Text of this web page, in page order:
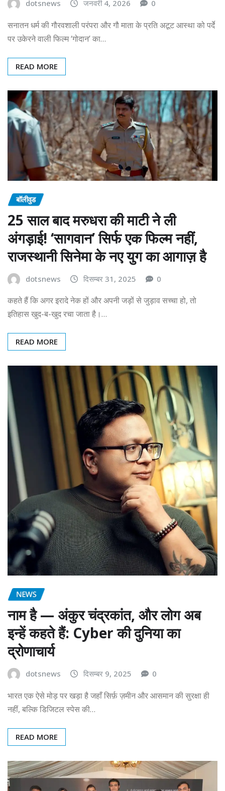
dotsnews जनवरी 4, 2026 0
सनातन धर्म की गौरवशाली परंपरा और गौ माता के प्रति अटूट आस्था को पर्दे
पर उकेरने वाली फिल्म ‘गोदान’ का…
READ MORE
बॉलीवुड
25 साल बाद मरुधरा की माटी ने ली
अंगड़ाई! ‘सागवान’ सिर्फ एक फिल्म नहीं,
राजस्थानी सिनेमा के नए युग का आगाज़ है
dotsnews दिसम्बर 31, 2025 0
कहते हैं कि अगर इरादे नेक हों और अपनी जड़ों से जुड़ाव सच्चा हो, तो
इतिहास खुद-ब-खुद रचा जाता है।…
READ MORE
NEWS
नाम है — अंकुर चंद्रकांत, और लोग अब
इन्हें कहते हैं: Cyber की दुनिया का
द्रोणाचार्य
dotsnews दिसम्बर 9, 2025 0
भारत एक ऐसे मोड़ पर खड़ा है जहाँ सिर्फ़ ज़मीन और आसमान की सुरक्षा ही
नहीं, बल्कि डिजिटल स्पेस की…
READ MORE